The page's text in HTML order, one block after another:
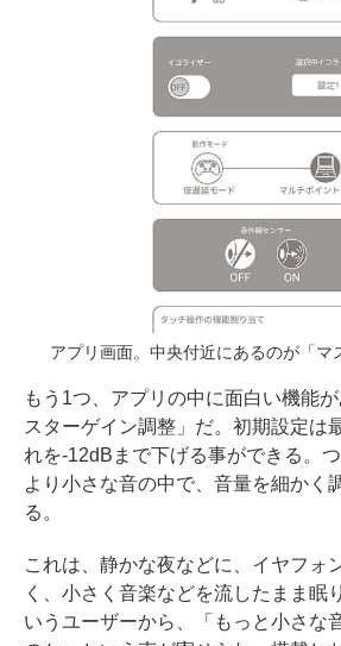
アプリ画面。中央付近にあるのが「マ
もう1つ、アプリの中に面白い機能
スターゲイン調整」だ。初期設定は
れを-12dBまで下げる事ができる。
より小さな音の中で、音量を細かく
る。
これは、静かな夜などに、イヤフォ
く、小さく音楽などを流したまま
いうユーザーから、「もっと小さな